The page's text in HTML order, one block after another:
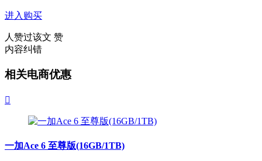
进入购买
人赞过该文 赞
内容纠错
相关电商优惠

一加Ace 6 至尊版(16GB/1TB)